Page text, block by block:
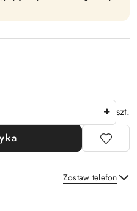
szt.
Zostaw telefon